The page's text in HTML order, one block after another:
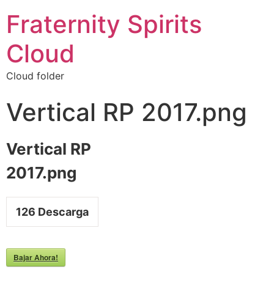
Fraternity Spirits
Cloud
Cloud folder
Vertical RP 2017.png
Vertical RP
2017.png
126 Descarga
Bajar Ahora!